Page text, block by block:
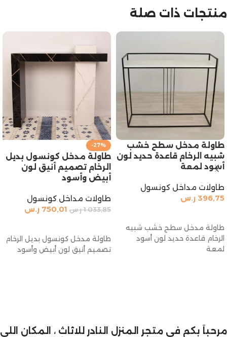
منتجات ذات صلة
طاولة مدخل سطح خشب
شبيه الرخام قاعدة حديد لون
أسود لمعة
طاولات مداخل كونسول
396,75 ر.س
طاولة مدخل سطح خشب شبيه
الرخام قاعدة حديد لون أسود
لمعة
-27%
طاولة مدخل كونسول بديل
الرخام تصميم أنيق لون
أبيض وأسود
طاولات مداخل كونسول
1.033,85 ر.س 750,01 ر.س
طاولة مدخل كونسول بديل الرخام
تصميم أنيق لون أبيض وأسود
مرحباً بكم في متجر المنزل النادر للاثاث ، المكان اللي